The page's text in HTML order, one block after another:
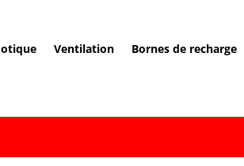
Ventilation Bornes de recharge